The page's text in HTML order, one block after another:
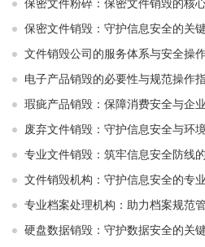
保密文件粉碎：保密文件销毁的核
保密文件销毁：守护信息安全的关
文件销毁公司的服务体系与安全操
电子产品销毁的必要性与规范操作
瑕疵产品销毁：保障消费安全与企
废弃文件销毁：守护信息安全与环
专业文件销毁：筑牢信息安全防线
文件销毁机构：守护信息安全的专
专业档案处理机构：助力档案规范
硬盘数据销毁：守护数据安全的关